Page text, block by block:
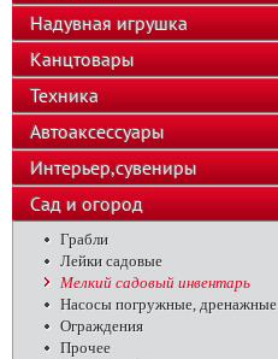
Надувная игрушка
Канцтовары
Техника
Автоаксессуары
Интерьер,сувениры
Сад и огород
Грабли
Лейки садовые
Мелкий садовый инвентарь
Насосы погружные, дренажные
Ограждения
Прочее